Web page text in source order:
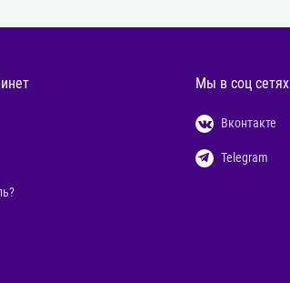
Мы в соц сетях
Вконтакте
Telegram